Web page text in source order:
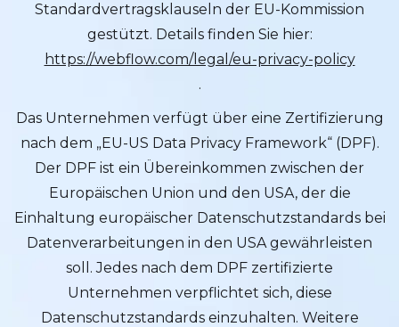
Standardvertragsklauseln der EU-Kommission
gestützt. Details finden Sie hier:
https://webflow.com/legal/eu-privacy-policy
.
Das Unternehmen verfügt über eine Zertifizierung
nach dem „EU-US Data Privacy Framework“ (DPF).
Der DPF ist ein Übereinkommen zwischen der
Europäischen Union und den USA, der die
Einhaltung europäischer Datenschutzstandards bei
Datenverarbeitungen in den USA gewährleisten
soll. Jedes nach dem DPF zertifizierte
Unternehmen verpflichtet sich, diese
Datenschutzstandards einzuhalten. Weitere